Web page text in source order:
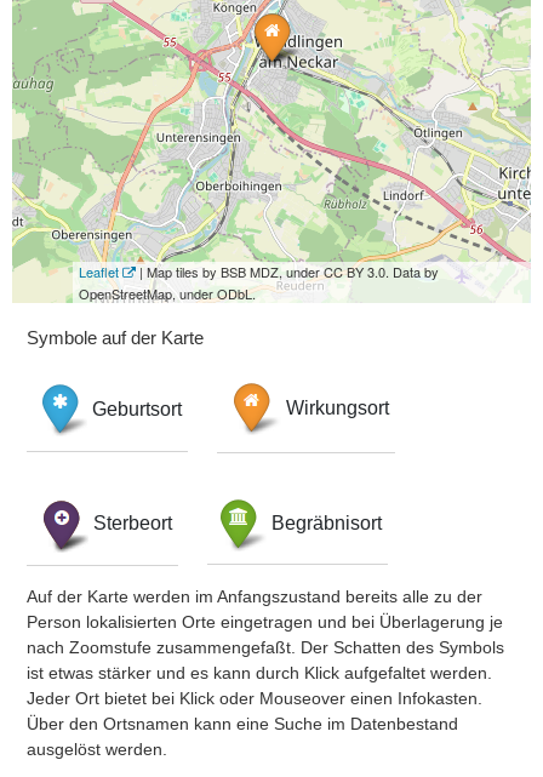
Leaflet
| Map tiles by BSB MDZ, under CC BY 3.0. Data by
OpenStreetMap, under ODbL.
Symbole auf der Karte
Geburtsort Wirkungsort
Sterbeort Begräbnisort
Auf der Karte werden im Anfangszustand bereits alle zu der
Person lokalisierten Orte eingetragen und bei Überlagerung je
nach Zoomstufe zusammengefaßt. Der Schatten des Symbols
ist etwas stärker und es kann durch Klick aufgefaltet werden.
Jeder Ort bietet bei Klick oder Mouseover einen Infokasten.
Über den Ortsnamen kann eine Suche im Datenbestand
ausgelöst werden.